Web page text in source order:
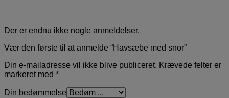
Der er endnu ikke nogle anmeldelser.
Vær den første til at anmelde “Havsæbe med snor”
Din e-mailadresse vil ikke blive publiceret. Krævede felter er
markeret med *
Din bedømmelse